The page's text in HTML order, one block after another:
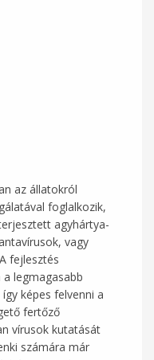
az állatokról
foglalkozik,
agyhártya-
vagy
fejlesztés
legmagasabb
képes felvenni a
fertőző
vírusok kutatását
számára már